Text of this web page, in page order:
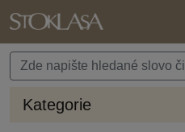
Kategorie